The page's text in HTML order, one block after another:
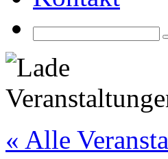
« Alle